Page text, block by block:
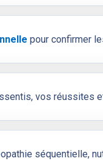
pour confirmer
vos réussites
séquentielle,